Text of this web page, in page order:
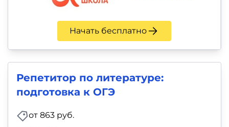
Начать бесплатно
Репетитор по литературе:
подготовка к ОГЭ
от 863 руб.